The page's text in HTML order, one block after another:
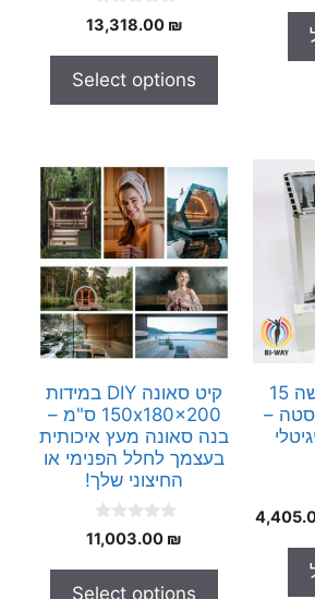
o
o
5
13,318.00 ₪
Select options
תנור לסאונה יבשה 15
–
המחיר
4,405.00 ₪.
קיט סאונה DIY במידות
150x180x200 ס"מ –
בנה סאונה מעץ איכותית
בעצמך לחלל הפנימי או
החיצוני שלך!
0
o
o
11,003.00 ₪
Select options